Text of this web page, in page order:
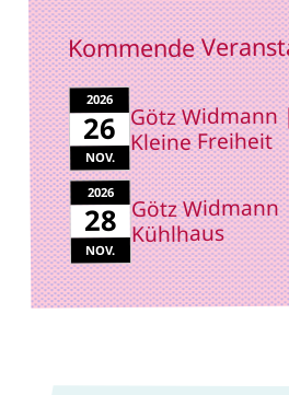
Kommende
2026
26
NOV.
Götz
Kleine Freiheit
2026
28
NOV.
Götz
Kühlhaus